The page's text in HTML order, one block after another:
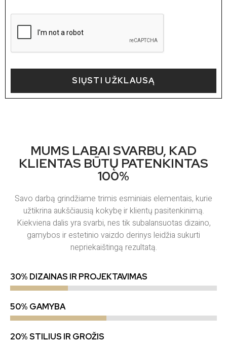
SIŲSTI UŽKLAUSĄ
MUMS LABAI SVARBU, KAD
KLIENTAS BŪTŲ PATENKINTAS
100%
Savo darbą grindžiame trimis esminiais elementais, kurie
užtikrina aukščiausią kokybę ir klientų pasitenkinimą.
Kiekviena dalis yra svarbi, nes tik subalansuotas dizaino,
gamybos ir estetinio vaizdo derinys leidžia sukurti
nepriekaištingą rezultatą.
30% DIZAINAS IR PROJEKTAVIMAS
50% GAMYBA
20% STILIUS IR GROŽIS